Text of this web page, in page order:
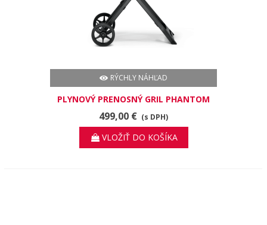
RÝCHLY NÁHĽAD
PLYNOVÝ PRENOSNÝ GRIL PHANTOM
TRAVELQ PRO285
499,00 € (s DPH)
VLOŽIŤ DO KOŠÍKA